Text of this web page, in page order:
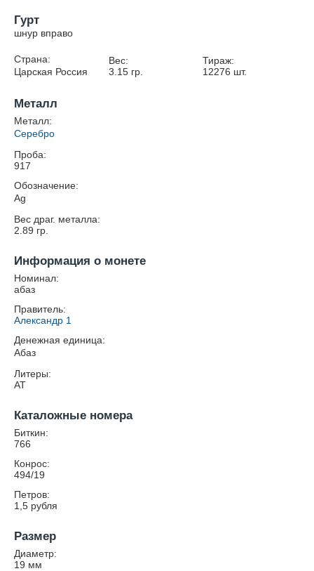
Гурт
шнур вправо
Страна:
Царская Россия
Вес:
3.15гр.
Тираж:
12276 шт.
Металл
Металл:
Серебро
Проба:
917
Обозначение:
Ag
Вес драг. металла:
2.89 гр.
Информация о монете
Номинал:
абаз
Правитель:
Александр 1
Денежная единица:
Абаз
Литеры:
АТ
Каталожные номера
Биткин:
766
Конрос:
494/19
Петров:
1,5 рубля
Размер
Диаметр:
19 мм